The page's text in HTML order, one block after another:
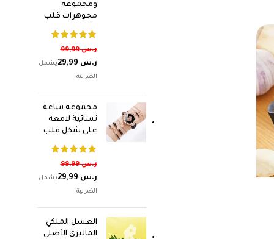
ومجموعة
مجوهرات قلب
ر.س99,99
ر.س
مجموعة ساعة
نسائية لامعة
على شكل قلب
ر.س99,99
ر.س
العسل الملكي
الماليزى الأصلي